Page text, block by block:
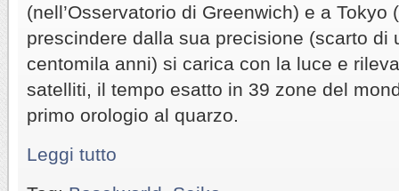
(nell’Osservatorio di Greenwich) e a Tokyo
prescindere dalla sua precisione (scarto di
centomila anni) si carica con la luce e
satelliti, il tempo esatto in 39 zone del
primo orologio al quarzo.
Leggi tutto